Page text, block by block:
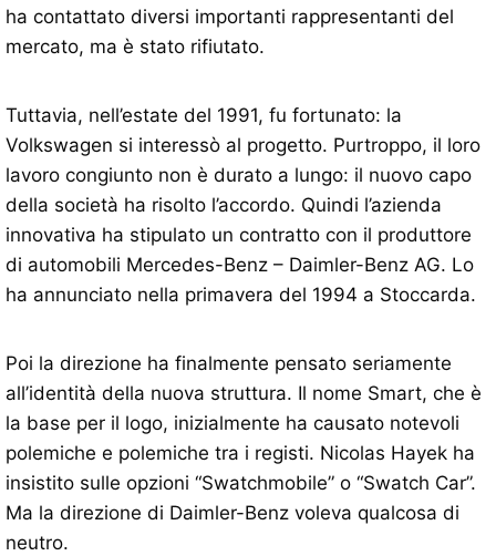
ha contattato diversi importanti rappresentanti del
mercato, ma è stato rifiutato.
Tuttavia, nell’estate del 1991, fu fortunato: la
Volkswagen si interessò al progetto. Purtroppo, il loro
lavoro congiunto non è durato a lungo: il nuovo capo
della società ha risolto l’accordo. Quindi l’azienda
innovativa ha stipulato un contratto con il produttore
di automobili Mercedes-Benz – Daimler-Benz AG. Lo
ha annunciato nella primavera del 1994 a Stoccarda.
Poi la direzione ha finalmente pensato seriamente
all’identità della nuova struttura. Il nome Smart, che è
la base per il logo, inizialmente ha causato notevoli
polemiche e polemiche tra i registi. Nicolas Hayek ha
insistito sulle opzioni “Swatchmobile” o “Swatch Car”.
Ma la direzione di Daimler-Benz voleva qualcosa di
neutro.